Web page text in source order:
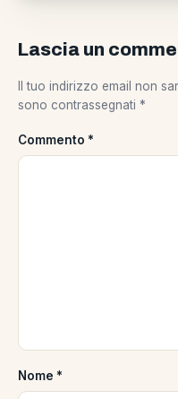
Lascia un
Il tuo indirizzo email non
sono contrassegnati *
Commento *
Nome *